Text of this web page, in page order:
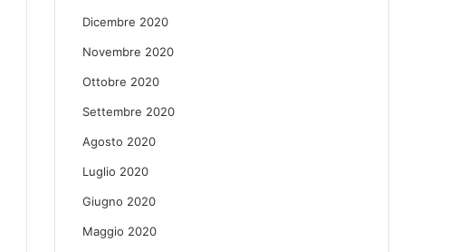
Dicembre 2020
Novembre 2020
Ottobre 2020
Settembre 2020
Agosto 2020
Luglio 2020
Giugno 2020
Maggio 2020